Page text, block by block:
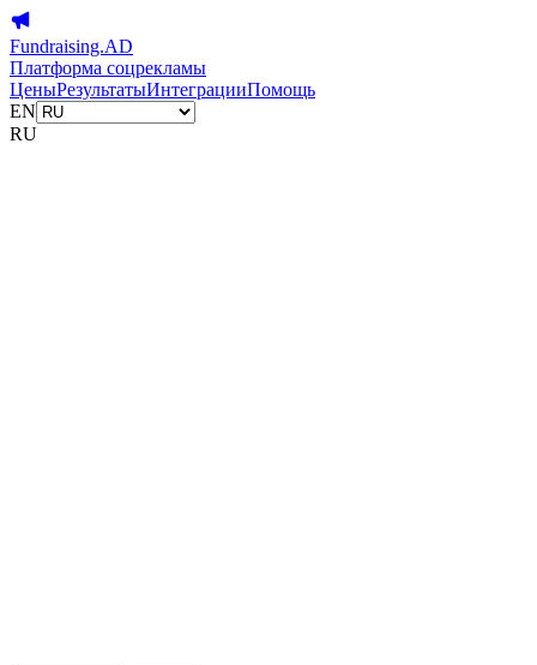
Fundraising.AD
Платформа соцрекламы
ЦеныРезультатыИнтеграцииПомощь
EN
RU